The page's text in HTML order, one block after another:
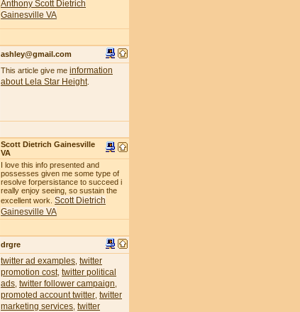
Anthony Scott Dietrich
Gainesville VA
ashley@gmail.com
This article give me information
about Lela Star Height.
Scott Dietrich Gainesville
VA
I love this info presented and
possesses given me some type of
resolve forpersistance to succeed i
really enjoy seeing, so sustain the
excellent work. Scott Dietrich
Gainesville VA
drgre
twitter ad examples twitter
promotion cost, twitter political
ads twitter follower campaign
promoted account twitter twitter
marketing services twitter